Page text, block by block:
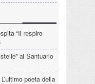
“Il respiro
al Santuario
poeta della